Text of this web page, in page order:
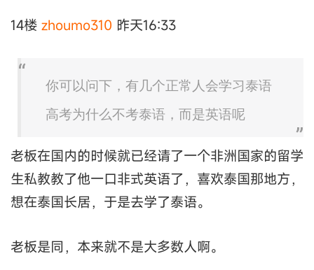
14楼 zhoumo310 昨天16:33
你可以问下，有几个正常人会学习泰语
高考为什么不考泰语，而是英语呢
老板在国内的时候就已经请了一个非洲国家的留学
生私教教了他一口非式英语了，喜欢泰国那地方，
想在泰国长居，于是去学了泰语。
老板是同，本来就不是大多数人啊。